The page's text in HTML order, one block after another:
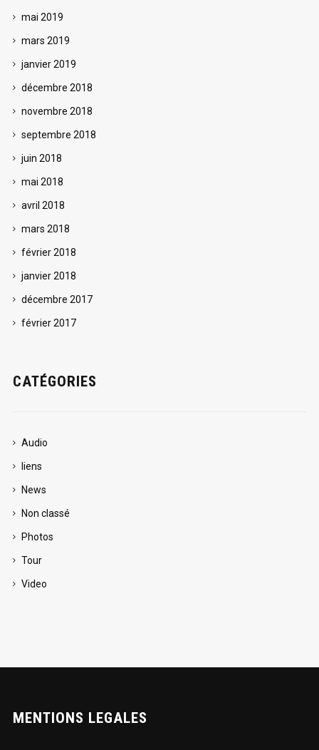
mai 2019
mars 2019
janvier 2019
décembre 2018
novembre 2018
septembre 2018
juin 2018
mai 2018
avril 2018
mars 2018
février 2018
janvier 2018
décembre 2017
février 2017
CATÉGORIES
Audio
liens
News
Non classé
Photos
Tour
Video
MENTIONS LEGALES